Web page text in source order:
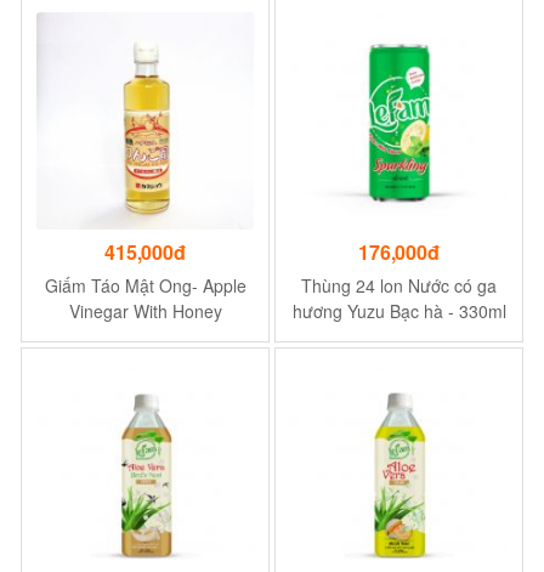
415,000đ
Giấm Táo Mật Ong- Apple
Vinegar With Honey
(Hatimitsu Ringosu).
176,000đ
Thùng 24 lon Nước có ga
hương Yuzu Bạc hà - 330ml
- Công dụng giải nhiệt, cấp